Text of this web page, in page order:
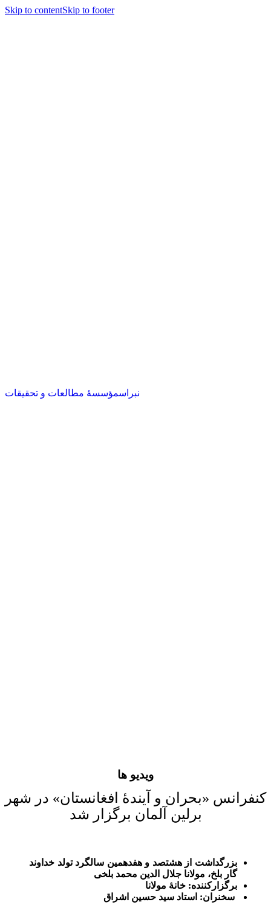
Skip to contentSkip to footer
نبراسمؤسسهٔ مطالعات و تحقیقات
ویدیو ها
کنفرانس «بحران و آیندۀ افغانستان» در شهر
برلین آلمان برگزار شد
بزرگداشت از هشتصد و هفدهمین سالگرد تولد خداوند
گار بلخ، مولانا جلال الدین محمد بلخی
برگزارکننده: خانۀ مولانا
سخنران: استاد سید حسین اشراق